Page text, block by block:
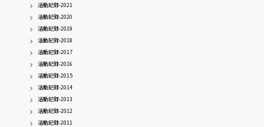
活動記録-2021
活動記録-2020
活動記録-2019
活動記録-2018
活動記録-2017
活動記録-2016
活動記録-2015
活動記録-2014
活動記録-2013
活動記録-2012
活動記録-2011